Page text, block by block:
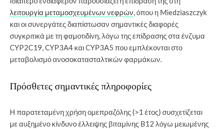
λειτουργία μεταμοσχευμένων νεφρών, όπου η Miedziaszczyk
και οι συνεργάτες διαπίστωσαν σημαντικές διαφορές
συγκριτικά με τη φαμοτιδίνη, λόγω της επίδρασης στα ένζυμα
CYP2C19, CYP3A4 και CYP3A5 που εμπλέκονται στο
μεταβολισμό ανοσοκατασταλτικών φαρμάκων.
Πρόσθετες σημαντικές πληροφορίες
Η παρατεταμένη χρήση ομεπραζόλης (>1 έτος) συσχετίζεται
με αυξημένο κίνδυνο έλλειψης βιταμίνης B12 λόγω μειωμένης